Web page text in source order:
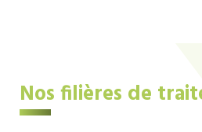
Nos filières de